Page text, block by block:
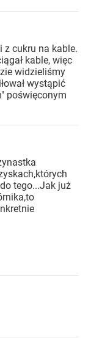
z cukru na kable.
kable, więc
widzieliśmy
wystąpić
poświęconym
tego...Jak już